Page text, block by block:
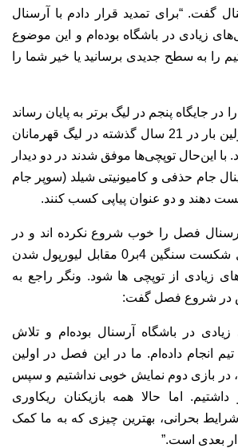
گفت. “برای تمدید قرار دادم با آرسنال
زیادی در باشگاه بوده‌ام و این موضوع
را به سطح جدیدی برسانید یا خیر شما را
جایگاه پنجم در لیگ برتر به پایان رساند
و بدین ترتیب برای اولین بار در 21 سال گذشته در لیگ قهرمانان
با این‌حال توپچی‌ها موفق شدند در دو دیدار
جام حذفی و کامیونیتی شیلد (سوپر جام
دهند و دو عنوان پیاپی کسب کنند.
فصل را خوب شروع نکرده اند و در
بازی آخرشان متحمل شکست سنگین 4بر0 مقابل لیورپول شدن
زیادی از توپچی ها شود. ونگر راجع به
در شروع فصل گفت:
در باشگاه آرسنال بوده‌ام و تلاش
انجام داده‌ام. ما در این فصل در اولین
در بازی دوم نمایش خوبی نداشتیم و سپس
اما حالا همه بازیکنان ریکاوری
شرایط بحرانی، بهترین چیزی که به ما کمک
بعدی است.”